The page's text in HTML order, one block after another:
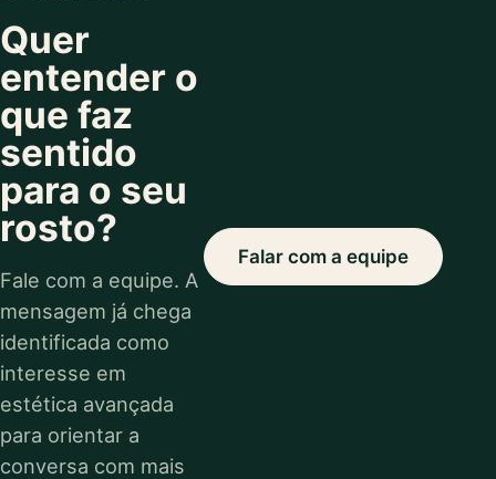
Quer
entender o
que faz
sentido
para o seu
rosto?
Fale com a equipe. A
mensagem já chega
identificada como
interesse em
estética avançada
para orientar a
conversa com mais
Falar com a equipe